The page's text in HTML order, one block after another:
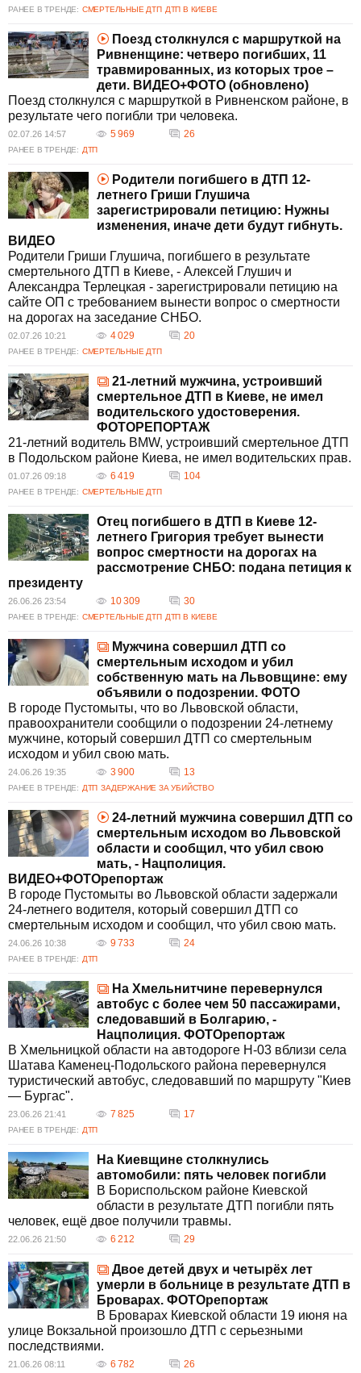
РАНЕЕ В ТРЕНДЕ: СМЕРТЕЛЬНЫЕ ДТП ДТП В КИЕВЕ
Поезд столкнулся с маршруткой на
Ривненщине: четверо погибших, 11
травмированных, из которых трое –
дети. ВИДЕО+ФОТО (обновлено)
Поезд столкнулся с маршруткой в Ривненском районе, в
результате чего погибли три человека.
02.07.26 14:57 5 969 26
РАНЕЕ В ТРЕНДЕ: ДТП
Родители погибшего в ДТП 12-
летнего Гриши Глушича
зарегистрировали петицию: Нужны
изменения, иначе дети будут гибнуть.
ВИДЕО
Родители Гриши Глушича, погибшего в результате
смертельного ДТП в Киеве, - Алексей Глушич и
Александра Терлецкая - зарегистрировали петицию на
сайте ОП с требованием вынести вопрос о смертности
на дорогах на заседание СНБО.
02.07.26 10:21 4 029 20
РАНЕЕ В ТРЕНДЕ: СМЕРТЕЛЬНЫЕ ДТП
21-летний мужчина, устроивший
смертельное ДТП в Киеве, не имел
водительского удостоверения.
ФОТОРЕПОРТАЖ
21-летний водитель BMW, устроивший смертельное ДТП
в Подольском районе Киева, не имел водительских прав.
01.07.26 09:18 6 419 104
РАНЕЕ В ТРЕНДЕ: СМЕРТЕЛЬНЫЕ ДТП
Отец погибшего в ДТП в Киеве 12-
летнего Григория требует вынести
вопрос смертности на дорогах на
рассмотрение СНБО: подана петиция к
президенту
26.06.26 23:54 10 309 30
РАНЕЕ В ТРЕНДЕ: СМЕРТЕЛЬНЫЕ ДТП ДТП В КИЕВЕ
Мужчина совершил ДТП со
смертельным исходом и убил
собственную мать на Львовщине: ему
объявили о подозрении. ФОТО
В городе Пустомыты, что во Львовской области,
правоохранители сообщили о подозрении 24-летнему
мужчине, который совершил ДТП со смертельным
исходом и убил свою мать.
24.06.26 19:35 3 900 13
РАНЕЕ В ТРЕНДЕ: ДТП ЗАДЕРЖАНИЕ ЗА УБИЙСТВО
24-летний мужчина совершил ДТП со
смертельным исходом во Львовской
области и сообщил, что убил свою
мать, - Нацполиция.
ВИДЕО+ФОТОрепортаж
В городе Пустомыты во Львовской области задержали
24-летнего водителя, который совершил ДТП со
смертельным исходом и сообщил, что убил свою мать.
24.06.26 10:38 9 733 24
РАНЕЕ В ТРЕНДЕ: ДТП
На Хмельнитчине перевернулся
автобус с более чем 50 пассажирами,
следовавший в Болгарию, -
Нацполиция. ФОТОрепортаж
В Хмельницкой области на автодороге Н-03 вблизи села
Шатава Каменец-Подольского района перевернулся
туристический автобус, следовавший по маршруту "Киев
— Бургас".
23.06.26 21:41 7 825 17
РАНЕЕ В ТРЕНДЕ: ДТП
На Киевщине столкнулись
автомобили: пять человек погибли
В Бориспольском районе Киевской
области в результате ДТП погибли пять
человек, ещё двое получили травмы.
22.06.26 21:50 6 212 29
Двое детей двух и четырёх лет
умерли в больнице в результате ДТП в
Броварах. ФОТОрепортаж
В Броварах Киевской области 19 июня на
улице Вокзальной произошло ДТП с серьезными
последствиями.
21.06.26 08:11 6 782 26